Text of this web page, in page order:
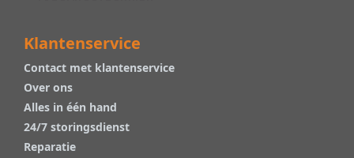
Klantenservice
Contact met klantenservice
Over ons
Alles in één hand
24/7 storingsdienst
Reparatie